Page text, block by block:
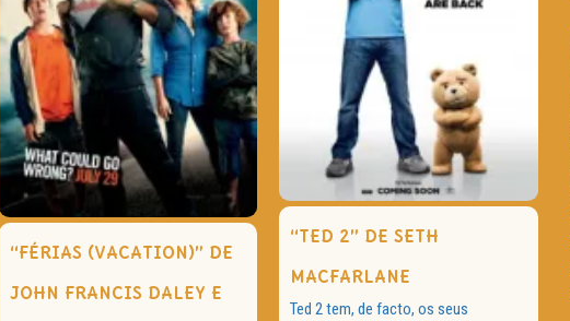
“FÉRIAS (VACATION)” DE
JOHN FRANCIS DALEY E
“TED 2” DE SETH
MACFARLANE
Ted 2 tem, de facto, os seus